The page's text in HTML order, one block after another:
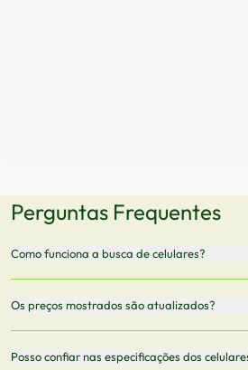
Perguntas Frequentes
Como funciona a busca de celulares?
armazenamento, memória RAM,
Os preços mostrados são atualizados?
Posso confiar nas especificações dos